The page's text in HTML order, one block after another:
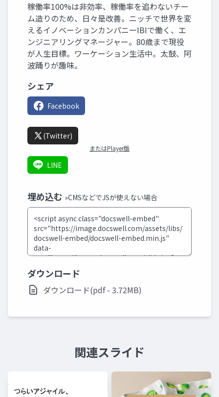
稼働率100%は非効率、稼働率を追わないチー
ム造りのため、日々是改善。ニッチで世界を変
えるイノベーションカンパニーIBIで働く、エ
ンジニアリングマネージャー。80歳まで現役
が人生目標。ワーケーション生活中。太鼓、阿
波踊りが趣味。
シェア
Facebook
(Twitter)
またはPlayer版
LINE
埋め込む »CMSなどでJSが使えない場合
ダウンロード
ダウンロード(pdf - 3.72MB)
関連スライド